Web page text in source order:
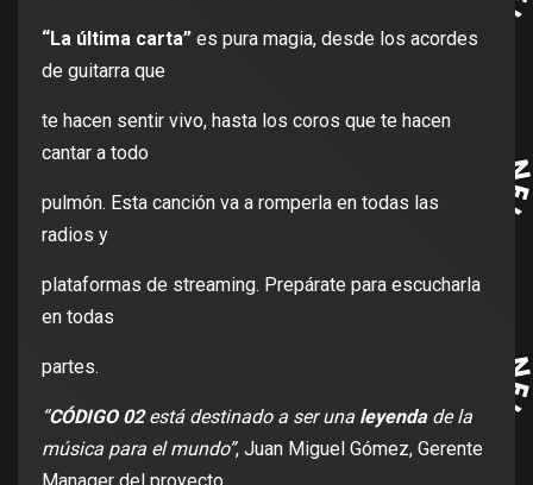
“La última carta” es pura magia, desde los acordes
de guitarra que
te hacen sentir vivo, hasta los coros que te hacen
cantar a todo
pulmón. Esta canción va a romperla en todas las
radios y
plataformas de streaming. Prepárate para escucharla
en todas
partes.
“CÓDIGO 02está destinado a ser una leyendade la
música para el mundo”, Juan Miguel Gómez, Gerente
Manager del proyecto